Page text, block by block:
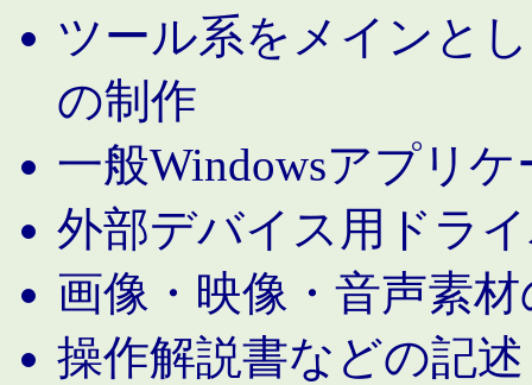
ツール系をメインと
の制作
一般Windowsアプリ
外部デバイス用ドラ
画像・映像・音声素
操作解説書などの記